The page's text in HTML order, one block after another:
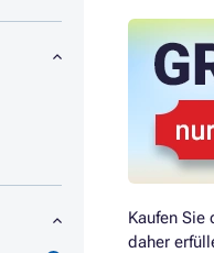
Kaufen Sie
daher